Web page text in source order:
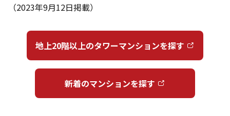
（2023年9月12日掲載）
地上20階以上のタワーマンションを探す
新着のマンションを探す